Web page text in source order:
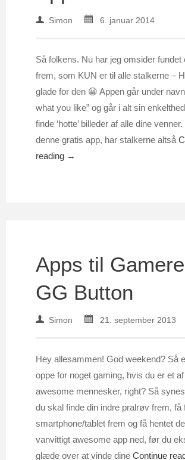
Simon 6. januar 2014
Så folkens. Nu har jeg omsider fundet
frem, som KUN er til alle stalkerne –
glade for den 😀 Appen går under
what you like” og går i alt sin
finde ‘hotte’ billeder af alle dine
denne gratis app, har stalkerne altså
reading →
Apps til
GG Button
Simon 21. september 2013
Hey allesammen! God weekend? Så
oppe for noget gaming, hvis du er et
awesome mennesker, right? Så
du skal finde din indre pralrøv frem, få
smartphone/tablet frem og få hentet
vanvittigt awesome app ned, før du
glæde over at vinde dine Continue